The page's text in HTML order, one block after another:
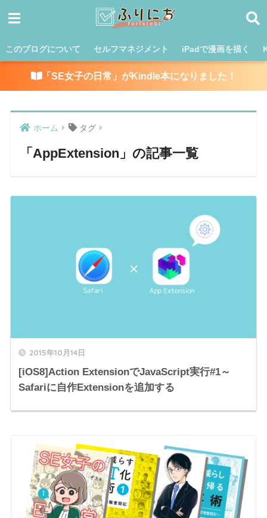
このブログについて セルフマネジメント iPadで漫画を描く
「SE女子の日常」がKindle本になりました！
ホーム タグ
「AppExtension」の記事一覧
2015年10月14日
[iOS8]Action ExtensionでJavaScript実行#1～
Safariに自作Extensionを追加する